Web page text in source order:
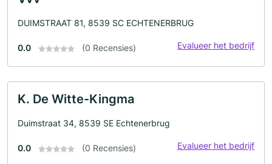
DUIMSTRAAT 81, 8539 SC ECHTENERBRUG
0.0 (0 Recensies) Evalueer het bedrijf
K. De Witte-Kingma
Duimstraat 34, 8539 SE Echtenerbrug
0.0 (0 Recensies) Evalueer het bedrijf